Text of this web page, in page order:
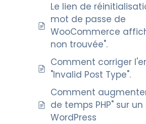
Le lien de
mot de passe de
WooCommerce
non trouvée".
Comment corriger
"Invalid Post Type".
Comment
de temps PHP" sur un
WordPress